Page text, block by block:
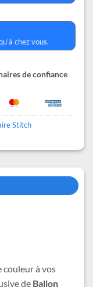
chez vous.
de confiance
Stitch
couleur à vos
de Ballon